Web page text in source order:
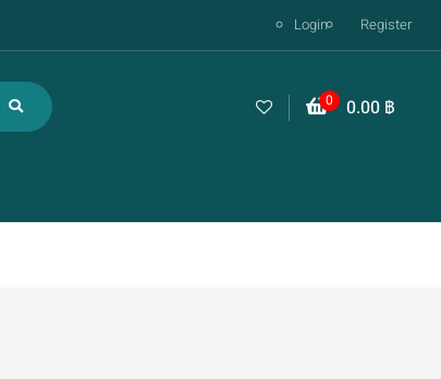
Login Register
0 0.00 ฿